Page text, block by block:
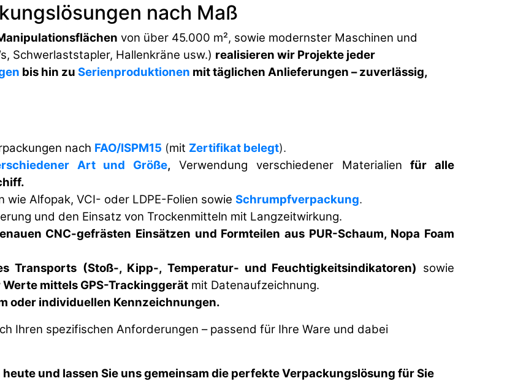
nach Maß
von über 45.000 m², sowie modernster Maschinen und
Schwerlaststapler, Hallenkräne usw.) realisieren wir Projekte jeder
bis hin zu Serienproduktionen mit täglichen Anlieferungen – zuverlässig,
nach FAO/ISPM15 (mit Zertifikat belegt).
Art und Größe, Verwendung verschiedener Materialienfür alle
Alfopak, VCI- oder LDPE-Folien sowie Schrumpfverpackung.
und den Einsatz von Trockenmitteln mit Langzeitwirkung.
CNC-gefrästen Einsätzen und Formteilen aus PUR-Schaum, Nopa Foam
Transports (Stoß-, Kipp-, Temperatur- und Feuchtigkeitsindikatoren) sowie
mittels GPS-Trackinggerät mit Datenaufzeichnung.
oder individuellen Kennzeichnungen.
Ihren spezifischen Anforderungen – passend für Ihre Ware und dabei
und lassen Sie uns gemeinsam die perfekte Verpackungslösung für Sie